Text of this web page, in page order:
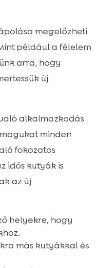
megelőzheti
például a félelem
arra, hogy
új
alkalmazkodás
minden
fokozatos
idős kutyák is
az új
helyekre, hogy
más kutyákkal és